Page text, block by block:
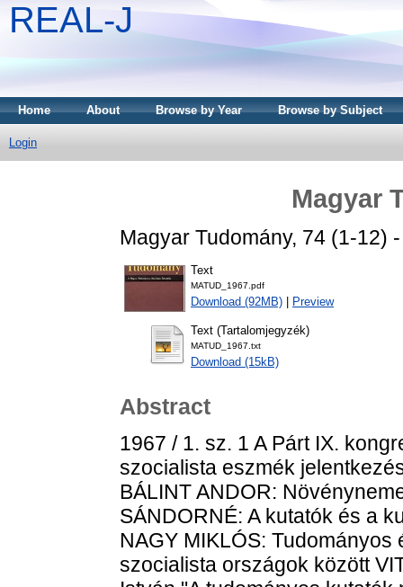
REAL-J
Home About Browse by Year Browse by Subject
Login
Magyar
Magyar Tudomány, 74 (1-12)
Text
MATUD_1967.pdf
Download (92MB) Preview
Text (Tartalomjegyzék)
MATUD_1967.txt
Download (15kB)
Abstract
1967 / 1. sz. 1 A Párt IX. kongresszusa után FENYŐ ISTVÁN: Korai szocialista eszmék jelentkezése a reformkori magyar sajtóban BÁLINT ANDOR: Növénynemesítésünk helyzete és feladatai FERGE SÁNDORNÉ: A kutatók és a kutatói munka KORCSOG ANDRÁS-NAGY MIKLÓS: Tudományos és műszaki együttműködés a szocialista országok között VITA TAMÁS LAJOS: Észrevételek Láng István "A tudományos kutatók nyelvtudása - megoldatlan probléma" című cikkéhez SZEMLE Az Akadémia testületi szerveinek tevékenysége Az elnökség hírei A neveléstudományi kutatások tartalmi és szervezeti problémái TUDOMÁNYOS ÉLET A szovjet tudományos élet irányításának új vonásai (Tőkés Ottó) Nemzetközi Matematikai Kongresszus Moszkvában (Alpár László) A VI. Szociológiai Világkongresszusról (Sz.) A marxizmus emberképe és az ember problémája a szocialista társadalomban (Somogyi Zoltán) KÖNYVSZEMLE P. L. KAPICA: A tudomány oltára ... I-IV. (Szántó Lajos) MAJZON LÁSZLÓ: Foraminifera vizsgálatok (Vadász Elemér) 1967 / 2. sz. 93 ERDEY-GRÚZ TIBOR: A kémiai mozgásformáról FÖLDES KÁROLY: Áruérték és szocializmus CSANÁDI GYÖRGY: A közlekedéstudományok hazai fejlődése RÉTI ENDRE: Jegyzetek a genetikai fejlődésről TAKÁCS JÓZSEF: A kutatóhelyek beszámolási kötelezettsége SZEMLE Az Akadémia testületi szerveinek tevékenysége Az elnökség hírei Akadémiai állásfoglalás a tudományos kutatások irányítási rendszerének aktuális problémáival kapcsolatosan Az 1964-ben megjelent kiadványok tartalmi, tudománypolitikai értékelése Az 1968. évi tudományos tanácskozások Változás a Pszichológiai Bizottság szervezeti helyzetében Új tudományos bizottságok TUDOMÁNYOS ÉLET Magyar tudósok Dubnában (Fenyves Ervin) A moszkvai Pszichológiai Kongresszus eredményeiről (Bartha Lajos-Kardos Lajos) Dalton-ünnepségek Manchesterben (M. Zemplén Jolán) A magyar nyelvészek első nemzetközi kongresszusa (Imre Samu) Nemzetközi Izomszimpózium (Garamvölgyi Miklós) A Tudományos Minősítő Bizottság hírei KÖNYVSZEMLE Pszichológiai tanulmányok IX. (Erdélyi Elekné) FÖLDES ÉVA: Népoktatási, népnevelési törekvések a korai antifeudális népi-forradalmi mozgalmakban (Zibolen Endre) 1967 / 3. sz. 177 EÖRSI GYULA: A gazdaságirányítás reformja és az állam- és jogtudományok ALPÁR LÁSZLÓ: Két nevezetes matematikai problémáról GERGELY GYÖRGY-PÁL LÉNÁRD-PÁRIS GYÖRGY-SZIGETI GYÖRGY: Szilárdtestek kutatása KECSŐ ISTVÁN: Az időtényező a műszaki kutatásban VITA SZENTGYÖRGYVÁRI ARTÚR: Tudományos kutatók akadémiai rendszerű idegennyelvi képzése SZEMLE Az Akadémia testületi szerveinek tevékenysége Az elnökség hírei A Szegedi Akadémiai Bizottság munkájáról A Műszaki Kémiai Kutatóintézet Tudományos Tanácsa TUDOMÁNYOS ÉLET Nemzetközi Mikrobiológiai Kongresszus (Szabó Gábor) Külföldi vendégek előadásai T. PARSONS: A tudománnyal foglalkozók néhány problémája és helyük a társadalomban (Szelényi Iván) LOTZ JÁNOS: Egy nyelvtani modell (Károly Sándor) CARLO ARNAUDI: A tudományos kutatás szervezése Olaszországban (Székely Dániel) A tudományszervezés nemzetközi irodalmából TÖRTÉNELMI ADATTÁR KÖNYVSZEMLE Shakespeare-tanulmányok (Rejtő István) Varga Tamás: Matematikai logika 1., 2. (Urbán János) 1967 / 4. sz. 253 Kodály Zoltán sírjánál (Rusznyák István) Búcsú Kodály Zoltántól (Szabolcsi Bence) SŐTÉR ISTVÁN: Arany János, a gondolkodó FARKAS JÁNOS: A tudomány strukturális tagozódásáról BÓKAY BÉLA-KOVÁCS K. PÁL: Analóg számológépek alkalmazásáról LADÁNYI ANDOR: A felsőoktatás-történeti kutatások SZEMLE Megemlékezés Arany János születésének 150. évfordulójáról Az Akadémia testületi szerveinek tevékenysége Az elnökség hírei Az Akadémia 1966. évi nemzetközi tevékenysége A